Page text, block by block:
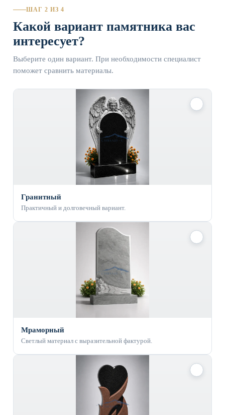
ШАГ 2 ИЗ 4
Какой вариант памятника вас
интересует?
Выберите один вариант. При необходимости специалист
поможет сравнить материалы.
Гранитный
Практичный и долговечный вариант.
Мраморный
Светлый материал с выразительной фактурой.